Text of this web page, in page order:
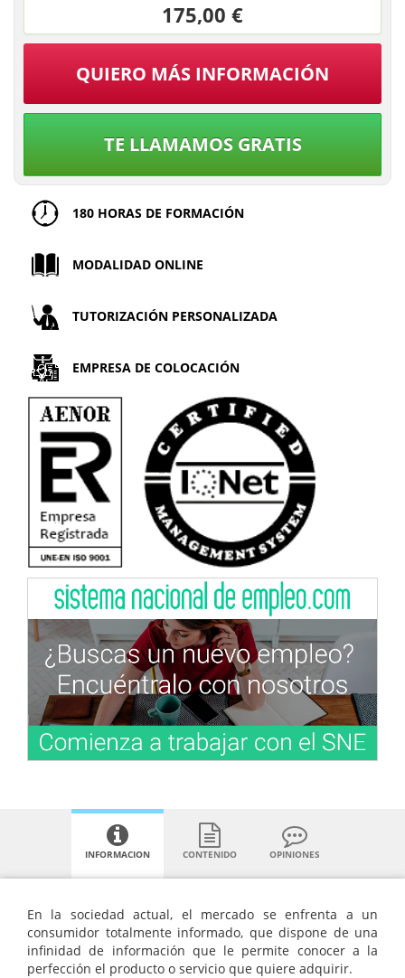
175,00 €
QUIERO MÁS INFORMACIÓN
TE LLAMAMOS GRATIS
180 HORAS DE FORMACIÓN
MODALIDAD ONLINE
TUTORIZACIÓN PERSONALIZADA
EMPRESA DE COLOCACIÓN
INFORMACION CONTENIDO OPINIONES
En la sociedad actual, el mercado se enfrenta a un
consumidor totalmente informado, que dispone de una
infinidad de información que le permite conocer a la
perfección el producto o servicio que quiere adquirir.